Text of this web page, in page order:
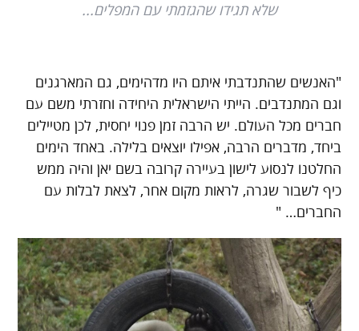
שלא תגידו שהגזמתי עם המפלים...
"האנשים שהתנדבתי איתם היו מדהימים, גם המארגנים
וגם המתנדבים. הייתי הישראלית היחידה וחזרתי משם עם
חברים מכל העולם. יש הרבה זמן פנוי יחסית, לכן מטיילים
ביחד, מדברים הרבה, אפילו יוצאים בלילה. באחד הימים
החלטנו לנסוע לישון בעיירה קרובה בשם יאן והיה ממש
כיף לשבור שגרה, לראות מקום אחר, לצאת לבלות עם
החברים… "